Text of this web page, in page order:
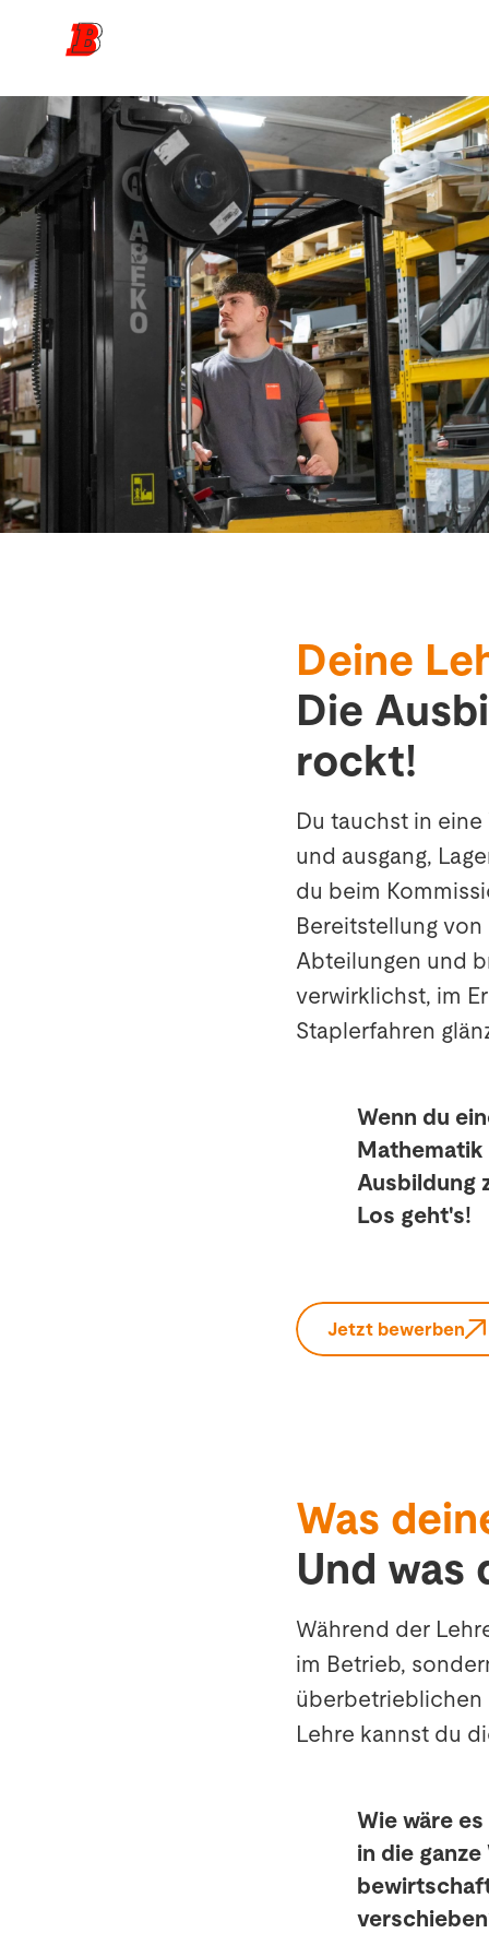
Dein Weg zur Lehrstelle
Lehrberufe
Unsere Berufsbildung
News
Deine
Die
rockt!
Du tauchst in
und ausgang,
du beim
Bereitstellung
Abteilungen und
verwirklichst, im
Staplerfahren
Wenn du
Ausbildung
Los geht's!
Jetzt bewerben
Was
Und was
Während der
im Betrieb,
überbetrieblichen
Lehre kannst du
Wie wäre
in die